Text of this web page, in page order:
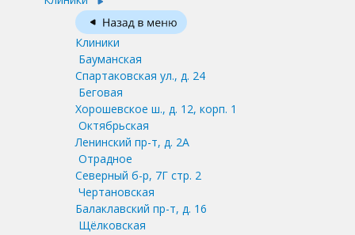
Клиники
Бауманская
Спартаковская ул., д. 24
Беговая
Хорошевское ш., д. 12, корп. 1
Октябрьская
Ленинский пр-т, д. 2А
Отрадное
Северный б-р, 7Г стр. 2
Чертановская
Балаклавский пр-т, д. 16
Щёлковская